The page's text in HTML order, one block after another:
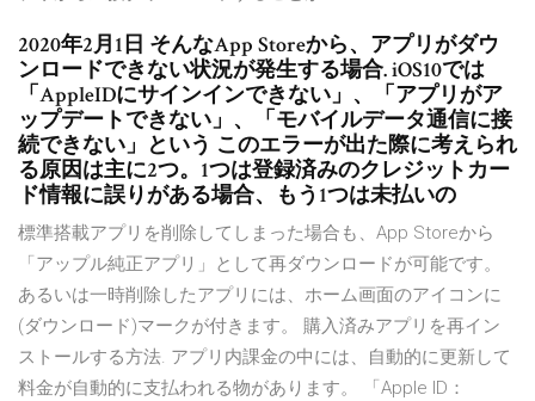
2020年2月1日 そんなApp Storeから、アプリがダウ
ンロードできない状況が発生する場合. iOS10では
「AppleIDにサインインできない」、「アプリがア
ップデートできない」、「モバイルデータ通信に接
続できない」という このエラーが出た際に考えられ
る原因は主に2つ。1つは登録済みのクレジットカー
ド情報に誤りがある場合、もう1つは未払いの
標準搭載アプリを削除してしまった場合も、App Storeから
「アップル純正アプリ」として再ダウンロードが可能です。
あるいは一時削除したアプリには、ホーム画面のアイコンに
(ダウンロード)マークが付きます。 購入済みアプリを再イン
ストールする方法. アプリ内課金の中には、自動的に更新して
料金が自動的に支払われる物があります。 「Apple ID：